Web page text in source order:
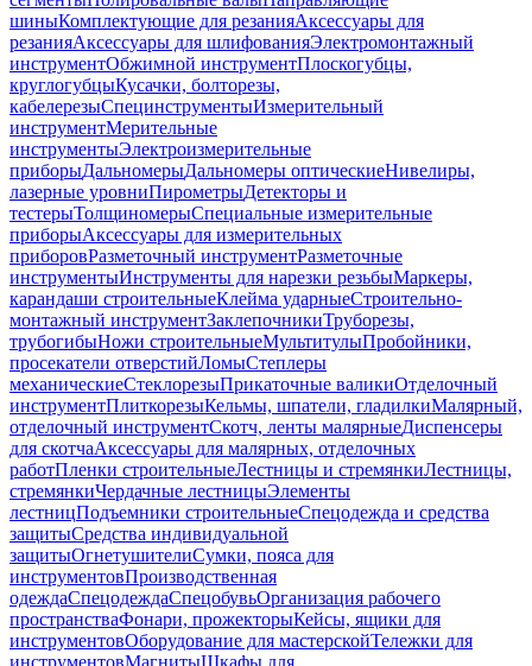
шиныКомплектующие для резанияАксессуары для
резанияАксессуары для шлифованияЭлектромонтажный
инструментОбжимной инструментПлоскогубцы,
круглогубцыКусачки, болторезы,
кабелерезыСпецинструментыИзмерительный
инструментМерительные
инструментыЭлектроизмерительные
приборыДальномерыДальномеры оптическиеНивелиры,
лазерные уровниПирометрыДетекторы и
тестерыТолщиномерыСпециальные измерительные
приборыАксессуары для измерительных
приборовРазметочный инструментРазметочные
инструментыИнструменты для нарезки резьбыМаркеры,
карандаши строительныеКлейма ударныеСтроительно-
монтажный инструментЗаклепочникиТруборезы,
трубогибыНожи строительныеМультитулыПробойники,
просекатели отверстийЛомыСтеплеры
механическиеСтеклорезыПрикаточные валикиОтделочный
инструментПлиткорезыКельмы, шпатели, гладилкиМалярный,
отделочный инструментСкотч, ленты малярныеДиспенсеры
для скотчаАксессуары для малярных, отделочных
работПленки строительныеЛестницы и стремянкиЛестницы,
стремянкиЧердачные лестницыЭлементы
лестницПодъемники строительныеСпецодежда и средства
защитыСредства индивидуальной
защитыОгнетушителиСумки, пояса для
инструментовПроизводственная
одеждаСпецодеждаСпецобувьОрганизация рабочего
пространстваФонари, прожекторыКейсы, ящики для
инструментовОборудование для мастерскойТележки для
инструментовМагнитыШкафы для